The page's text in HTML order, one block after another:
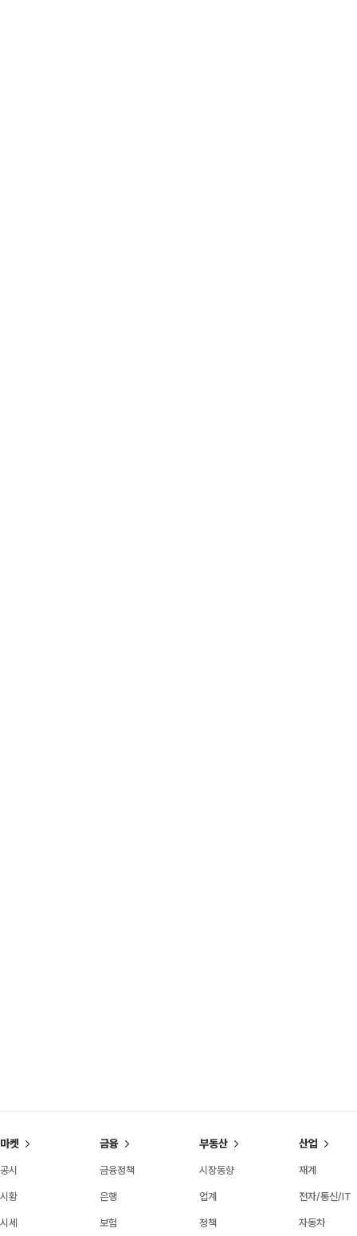
마켓
공시
시황
시세
금융
금융정책
은행
보험
부동산
시장동향
업계
정책
산업
재계
전자/통신/IT
자동차